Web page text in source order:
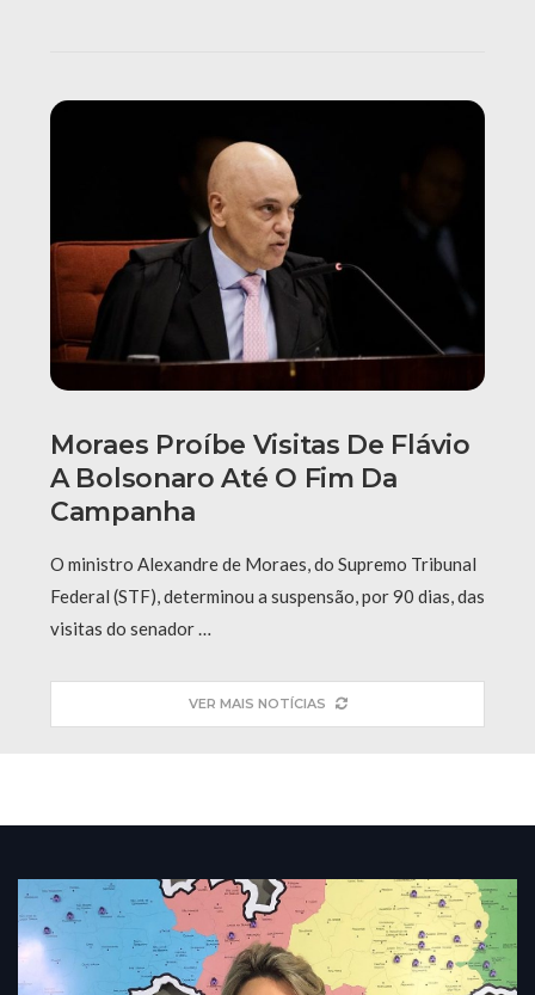
Moraes Proíbe Visitas De Flávio
A Bolsonaro Até O Fim Da
Campanha
O ministro Alexandre de Moraes, do Supremo Tribunal
Federal (STF), determinou a suspensão, por 90 dias, das
visitas do senador …
VER MAIS NOTÍCIAS